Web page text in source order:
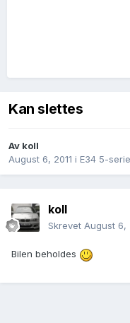
Kan slettes
Av koll
August 6, 2011 i E34 5-
koll
Skrevet August 6,
Bilen beholdes